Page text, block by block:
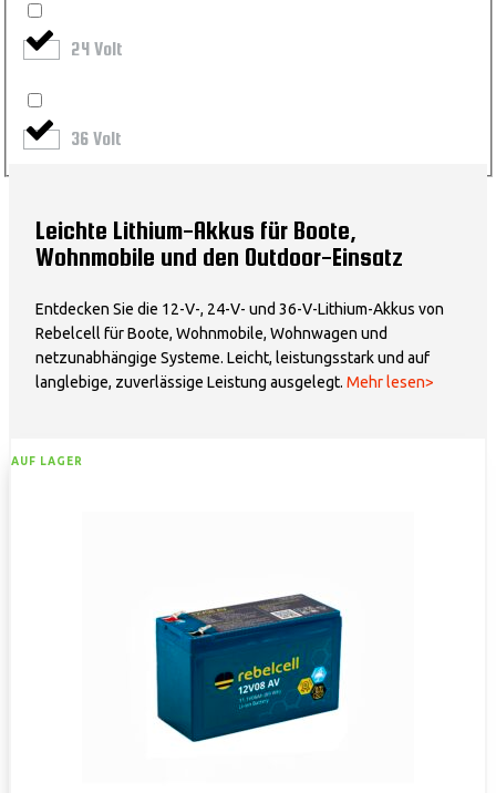
24 Volt
36 Volt
Leichte Lithium-Akkus für Boote,
Wohnmobile und den Outdoor-Einsatz
Entdecken Sie die 12-V-, 24-V- und 36-V-Lithium-Akkus von
Rebelcell für Boote, Wohnmobile, Wohnwagen und
netzunabhängige Systeme. Leicht, leistungsstark und auf
langlebige, zuverlässige Leistung ausgelegt. Mehr lesen>
AUF LAGER